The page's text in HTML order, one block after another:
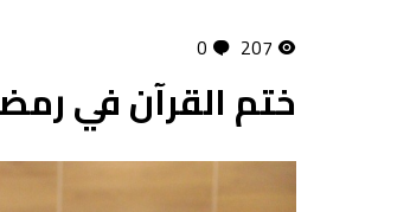
207
0
ختم القرآن في